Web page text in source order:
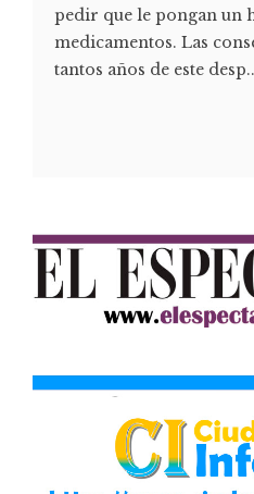
pedir que le pongan un
medicamentos. Las
tantos años de este